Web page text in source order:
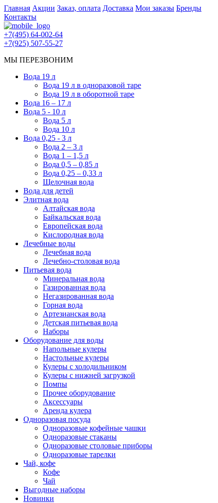
Главная Акции Заказ, оплата Доставка Мои заказы Бренды
Контакты
+7(495) 64-002-64
+7(925) 507-55-27
МЫ ПЕРЕЗВОНИМ
Вода 19 л
Вода 19 л в одноразовой таре
Вода 19 л в оборотной таре
Вода 16 – 17 л
Вода 5 - 10 л
Вода 5 л
Вода 10 л
Вода 0,25 - 3 л
Вода 2 – 3 л
Вода 1 – 1,5 л
Вода 0,5 – 0,85 л
Вода 0,25 – 0,33 л
Щелочная вода
Вода для детей
Элитная вода
Алтайская вода
Байкальская вода
Европейская вода
Кислородная вода
Лечебные воды
Лечебная вода
Лечебно-столовая вода
Питьевая вода
Минеральная вода
Газированная вода
Негазированная вода
Горная вода
Артезианская вода
Детская питьевая вода
Наборы
Оборудование для воды
Напольные кулеры
Настольные кулеры
Кулеры с холодильником
Кулеры с нижней загрузкой
Помпы
Прочее оборудование
Аксессуары
Аренда кулера
Одноразовая посуда
Одноразовые кофейные чашки
Одноразовые стаканы
Одноразовые столовые приборы
Одноразовые тарелки
Чай, кофе
Кофе
Чай
Выгодные наборы
Новинки